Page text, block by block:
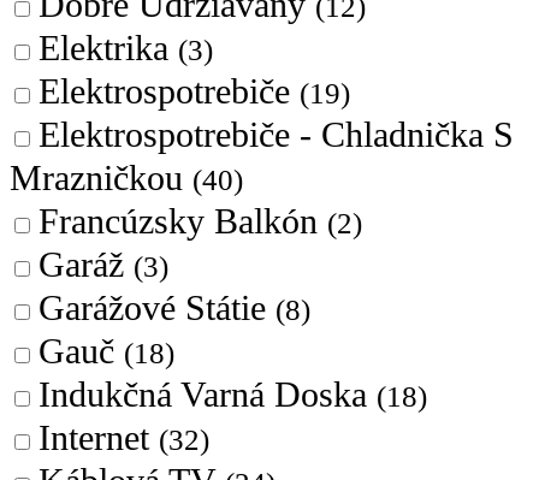
Elektrika (3)
Elektrospotrebiče (19)
Elektrospotrebiče - Chladnička S
Mrazničkou (40)
Francúzsky Balkón (2)
Garáž (3)
Garážové Státie (8)
Gauč (18)
Indukčná Varná Doska (18)
Internet (32)